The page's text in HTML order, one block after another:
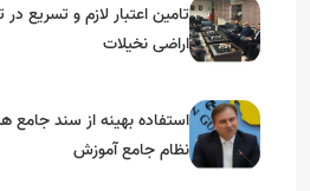
تامین اعتبار لازم و تسریع
اراضی نخیلات
استفاده بهینه از سند
نظام جامع آموزش